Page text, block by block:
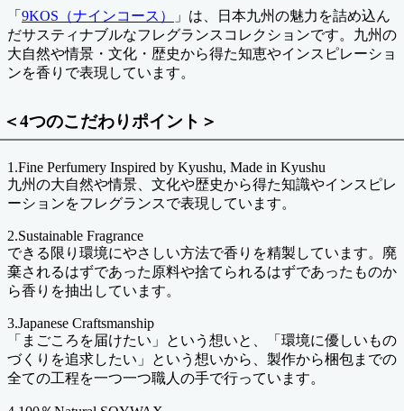
「 9KOS（ナインコース）
」は、日本九州の魅力を詰め込ん
だサスティナブルなフレグランスコレクションです。九州の
大自然や情景・文化・歴史から得た知恵やインスピレーショ
ンを香りで表現しています。
＜4つのこだわりポイント＞
1.Fine Perfumery Inspired by Kyushu, Made in Kyushu
九州の大自然や情景、文化や歴史から得た知識やインスピレ
ーションをフレグランスで表現しています。
2.Sustainable Fragrance
できる限り環境にやさしい方法で香りを精製しています。廃
棄されるはずであった原料や捨てられるはずであったものか
ら香りを抽出しています。
3.Japanese Craftsmanship
「まごころを届けたい」という想いと、「環境に優しいもの
づくりを追求したい」という想いから、製作から梱包までの
全ての工程を一つ一つ職人の手で行っています。